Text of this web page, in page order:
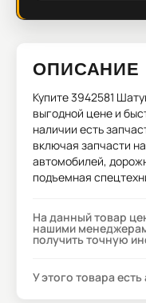
ОПИСАНИЕ
Купите3942581
выгодной цене и
наличии есть
включая запчасти
автомобилей,
подъемная
На данный товар
нашими
получить точную
У этого товара